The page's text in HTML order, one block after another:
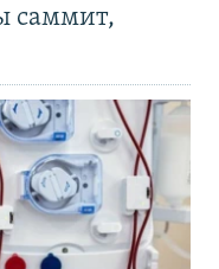
саммит,